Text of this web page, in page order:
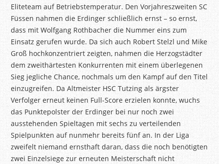
Eliteteam auf Betriebstemperatur. Den Vorjahreszweiten SC
Füssen nahmen die Erdinger schließlich ernst – so ernst,
dass mit Wolfgang Rothbacher die Nummer eins zum
Einsatz gerufen wurde. Da sich auch RobertStelzl und Mike
Groß hochkonzentriert zeigten, nahmen die Herzogstädter
dem zweithärtesten Konkurrenten mit einem überlegenen
Sieg jegliche Chance, nochmals um den Kampf auf den Titel
einzugreifen. Da Altmeister HSC Tutzing als ärgster
Verfolger erneut keinen Full-Score erzielen konnte, wuchs
das Punktepolster der Erdinger bei nur noch zwei
ausstehenden Spieltagen mit sechs zu verteilenden
Spielpunkten auf nunmehr bereits fünf an. In der Liga
zweifelt niemand ernsthaft daran, dass die noch benötigten
zwei Einzelsiege zur erneuten Meisterschaft nicht